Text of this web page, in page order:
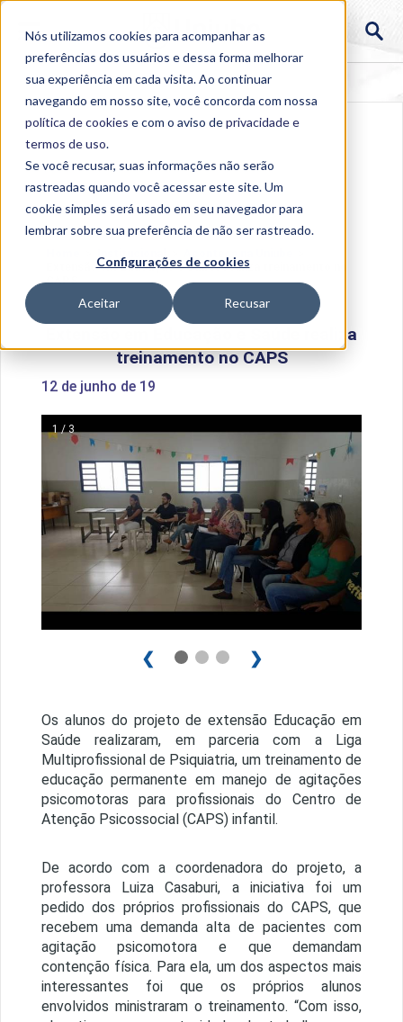
Nós utilizamos cookies para acompanhar as
preferências dos usuários e dessa forma melhorar
sua experiência em cada visita. Ao continuar
navegando em nosso site, você concorda com nossa
política de cookies e com o aviso deprivacidade e
termos de uso.
Se você recusar, suas informações não serão
rastreadas quando você acessar este site. Um
cookie simples será usado em seu navegador para
lembrar sobre sua preferência de não ser rastreado.
Configurações de cookies
Aceitar Recusar
Extensão em Educação e Saúde realiza treinamento no
CAPS
Extensão em Educação e Saúde realiza
treinamento no CAPS
12 de junho de 19
1 / 3
❮ ❯
Os alunos do projeto de extensão Educação em
Saúde realizaram, em parceria com a Liga
Multiprofissional de Psiquiatria, um treinamento de
educação permanente em manejo de agitações
psicomotoras para profissionais do Centro de
Atenção Psicossocial (CAPS) infantil.
De acordo com a coordenadora do projeto, a
professora Luiza Casaburi, a iniciativa foi um
pedido dos próprios profissionais do CAPS, que
recebem uma demanda alta de pacientes com
agitação psicomotora e que demandam
contenção física. Para ela, um dos aspectos mais
interessantes foi que os próprios alunos
envolvidos ministraram o treinamento. “Com isso,